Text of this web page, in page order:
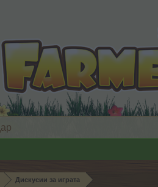
Дискусии за играта